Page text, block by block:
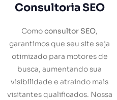
Consultoria SEO
Comoconsultor SEO,
garantimos que seu site seja
otimizado para motores de
busca, aumentando sua
visibilidade e atraindo mais
visitantes qualificados. Nossa